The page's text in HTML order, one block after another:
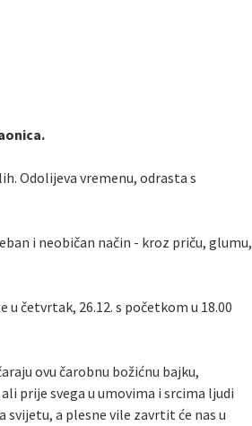
Odolijeva vremenu, odrasta s
i neobičan način - kroz priču, glumu,
u četvrtak, 26.12. s početkom u 18.00
ovu čarobnu božićnu bajku,
prije svega u umovima i srcima ljudi
a plesne vile zavrtit će nas u